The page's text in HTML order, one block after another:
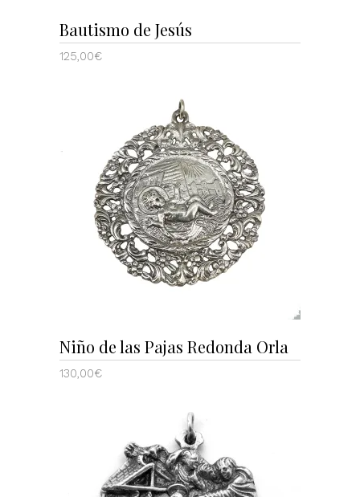
Bautismo de Jesús
125,00€
AÑADIR AL CARRITO
Niño de las Pajas Redonda Orla
130,00€